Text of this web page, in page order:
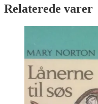
Relaterede varer